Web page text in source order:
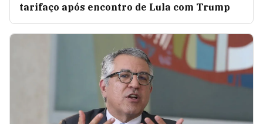
tarifaço após encontro de Lula com Trump